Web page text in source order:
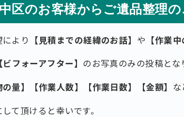
区のお客様からご遺品整理の
より 【見積までの経緯のお話】 や 【作業
【ビフォーアフター】 のお写真のみの投稿とな
の量】【作業人数】【作業日数】【金額】 な
て頂けると幸いです。